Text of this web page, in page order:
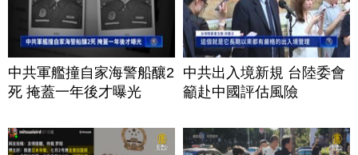
中共軍艦撞自家海警船釀2
死 掩蓋一年後才曝光
中共出入境新規 台陸委會
籲赴中國評估風險